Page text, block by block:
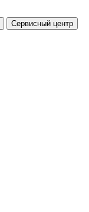
Сервисный центр